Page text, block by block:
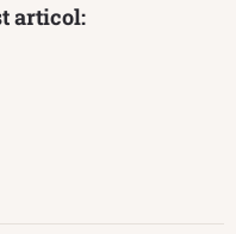
articol: